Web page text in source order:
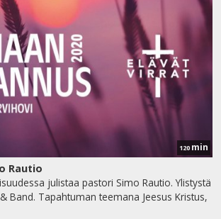
120 min
Rautio
julistaa pastori Simo Rautio. Ylistystä
Band. Tapahtuman teemana Jeesus Kristus,